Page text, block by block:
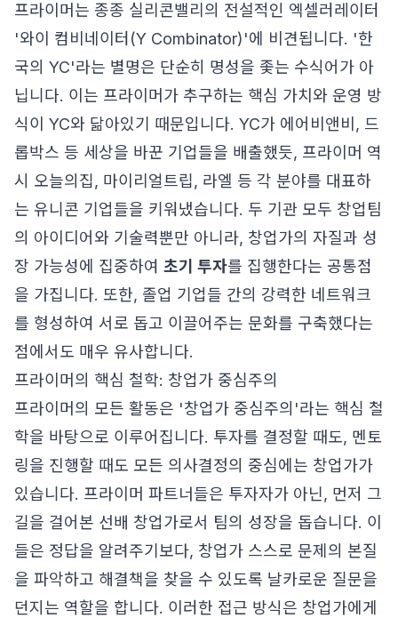
프라이머는 종종 실리콘밸리의 전설적인 엑셀러레이터
'와이 컴비네이터(Y Combinator)'에 비견됩니다. '한
국의 YC'라는 별명은 단순히 명성을 좇는 수식어가 아
닙니다. 이는 프라이머가 추구하는 핵심 가치와 운영 방
식이 YC와 닮아있기 때문입니다. YC가 에어비앤비, 드
롭박스 등 세상을 바꾼 기업들을 배출했듯, 프라이머 역
시 오늘의집, 마이리얼트립, 라엘 등 각 분야를 대표하
는 유니콘 기업들을 키워냈습니다. 두 기관 모두 창업팀
의 아이디어와 기술력뿐만 아니라, 창업가의 자질과 성
장 가능성에 집중하여 초기 투자를 집행한다는 공통점
을 가집니다. 또한, 졸업 기업들 간의 강력한 네트워크
를 형성하여 서로 돕고 이끌어주는 문화를 구축했다는
점에서도 매우 유사합니다.
프라이머의 핵심 철학: 창업가 중심주의
프라이머의 모든 활동은 '창업가 중심주의'라는 핵심 철
학을 바탕으로 이루어집니다. 투자를 결정할 때도, 멘토
링을 진행할 때도 모든 의사결정의 중심에는 창업가가
있습니다. 프라이머 파트너들은 투자자가 아닌, 먼저 그
길을 걸어본 선배 창업가로서 팀의 성장을 돕습니다. 이
들은 정답을 알려주기보다, 창업가 스스로 문제의 본질
을 파악하고 해결책을 찾을 수 있도록 날카로운 질문을
던지는 역할을 합니다. 이러한 접근 방식은 창업가에게